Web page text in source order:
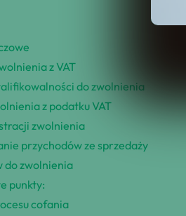
z VAT
do zwolnienia
z podatku VAT
zwolnienia
przychodów ze sprzedaży
do zwolnienia
punkty:
cofania